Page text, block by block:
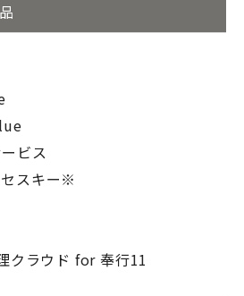
ビス
スキー※
クラウド for 奉行11